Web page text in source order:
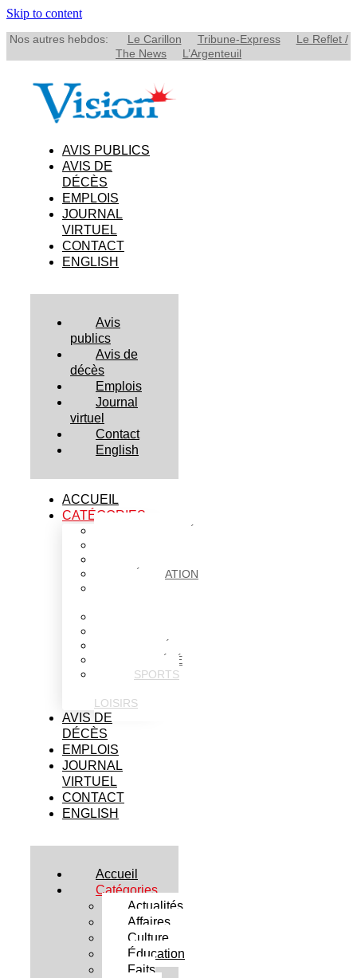
Skip to content
Nos autres hebdos: Le Carillon Tribune-Express
Le Reflet /
The News
L’Argenteuil
AVIS PUBLICS
AVIS DE
DÉCÈS
EMPLOIS
JOURNAL
VIRTUEL
CONTACT
ENGLISH
Avis
publics
Avis de
décès
Emplois
Journal
virtuel
Contact
English
ACCUEIL
CATÉGORIES
ÉDUCATION
SOCIÉTÉ
SPORTS
LOISIRS
AVIS DE
DÉCÈS
EMPLOIS
JOURNAL
VIRTUEL
CONTACT
ENGLISH
Accueil
Catégories
Actualités
Affaires
Culture
Éducation
Faits